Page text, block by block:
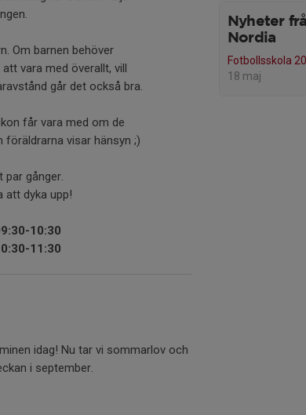
Nyheter
Nordia
Fotbollsskola
18 maj
Om barnen behöver
vara med överallt, vill
går det också bra.
får vara med om de
föräldrarna visar hänsyn ;)
par gånger.
att dyka upp!
10:30
11:30
idag! Nu tar vi sommarlov och
i september.